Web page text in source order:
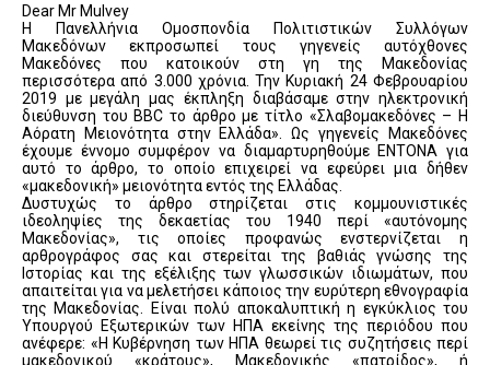
Dear Mr Mulvey
Η Πανελλήνια Ομοσπονδία Πολιτιστικών Συλλόγων
Μακεδόνων εκπροσωπεί τους γηγενείς αυτόχθονες
Μακεδόνες που κατοικούν στη γη της Μακεδονίας
περισσότερα από 3.000 χρόνια. Την Κυριακή 24 Φεβρουαρίου
2019 με μεγάλη μας έκπληξη διαβάσαμε στην ηλεκτρονική
διεύθυνση του BBC το άρθρο με τίτλο «Σλαβομακεδόνες – Η
Αόρατη Μειονότητα στην Ελλάδα». Ως γηγενείς Μακεδόνες
έχουμε έννομο συμφέρον να διαμαρτυρηθούμε ΕΝΤΟΝΑ για
αυτό το άρθρο, το οποίο επιχειρεί να εφεύρει μια δήθεν
«μακεδονική» μειονότητα εντός της Ελλάδας.
Δυστυχώς το άρθρο στηρίζεται στις κομμουνιστικές
ιδεοληψίες της δεκαετίας του 1940 περί «αυτόνομης
Μακεδονίας», τις οποίες προφανώς ενστερνίζεται η
αρθρογράφος σας και στερείται της βαθιάς γνώσης της
Ιστορίας και της εξέλιξης των γλωσσικών ιδιωμάτων, που
απαιτείται για να μελετήσει κάποιος την ευρύτερη εθνογραφία
της Μακεδονίας. Είναι πολύ αποκαλυπτική η εγκύκλιος του
Υπουργού Εξωτερικών των ΗΠΑ εκείνης της περιόδου που
ανέφερε: «Η Κυβέρνηση των ΗΠΑ θεωρεί τις συζητήσεις περί
μακεδονικού «κράτους», Μακεδονικής «πατρίδος», ή